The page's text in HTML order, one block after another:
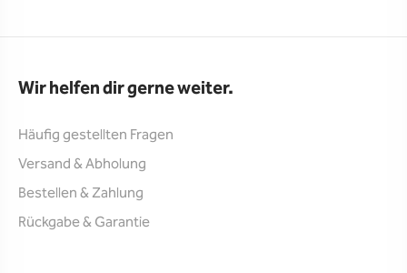
Wir helfen dir gerne weiter.
Häufig gestellten Fragen
Versand & Abholung
Bestellen & Zahlung
Rückgabe & Garantie